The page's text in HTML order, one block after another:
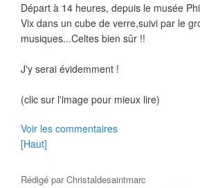
Départ à 14 heures, depuis le musée
Vix dans un cube de verre,suivi par le
musiques...Celtes bien sûr !!
J'y serai évidemment !
(clic sur l'image pour mieux lire)
Voir les commentaires
[Haut]
Rédigé parChristaldesaintmarc